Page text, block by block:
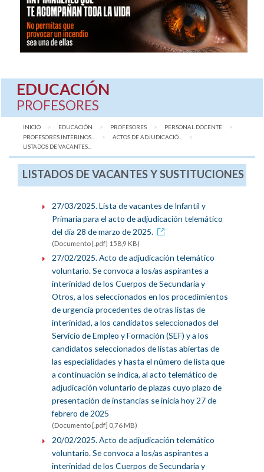
EDUCACIÓN
PROFESORES
INICIO EDUCACIÓN PROFESORES
PERSONAL DOCENTE
PROFESORES INTERINOS...
ACTOS DE ADJUDICACIÓ...
AQUÍ:
LISTADOS DE VACANTES...
LISTADOS DE VACANTES Y SUSTITUCIONES
27/03/2025. Lista de vacantes de Infantil y
Primaria para el acto de adjudicación telemático
del día 28 de marzo de 2025.
(Documento [.pdf] 158,9 KB)
27/02/2025. Acto de adjudicación telemático
voluntario. Se convoca a los/as aspirantes a
interinidad de los Cuerpos de Secundaria y
Otros, a los seleccionados en los procedimientos
de urgencia procedentes de otras listas de
interinidad, a los candidatos seleccionados del
Servicio de Empleo y Formación (SEF) y a los
candidatos seleccionados de listas abiertas de
las especialidades y hasta el número de lista que
a continuación se indica, al acto telemático de
adjudicación voluntario de plazas cuyo plazo de
presentación de instancias se inicia hoy 27 de
febrero de 2025
(Documento [.pdf] 0,76 MB)
20/02/2025. Acto de adjudicación telemático
voluntario. Se convoca a los/as aspirantes a
interinidad de los Cuerpos de Secundaria y